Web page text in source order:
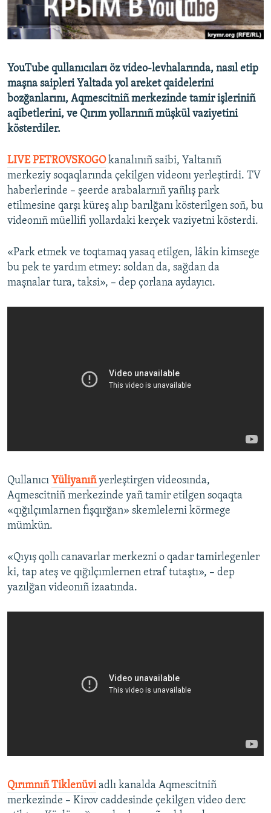
Русский
Українською
RFE/RS bütün saytları
YouTube qullanıcıları öz video-levhalarında, nasıl etip
maşna saipleri Yaltada yol areket qaidelerini
bozğanlarını, Aqmescitniñ merkezinde tamir işleriniñ
aqibetlerini, ve Qırım yollarınıñ müşkül vaziyetini
kösterdiler.
LIVE PETROVSKOGOkanalınıñ saibi, Yaltanıñ
merkeziy soqaqlarında çekilgen videonı yerleştirdi. TV
haberlerinde – şeerde arabalarnıñ yañlış park
etilmesine qarşı küreş alıp barılğanı kösterilgen soñ, bu
videonıñ müellifi yollardaki kerçek vaziyetni kösterdi.
«Park etmek ve toqtamaq yasaq etilgen, lâkin kimsege
bu pek te yardım etmey: soldan da, sağdan da
maşnalar tura, taksi», – dep çorlana aydayıcı.
Qullanıcı Yüliyanıñyerleştirgen videosında,
Aqmescitniñ merkezinde yañ tamir etilgen soqaqta
«qığılçımlarnen fışqırğan» skemlelerni körmege
mümkün.
«Qıyış qollı canavarlar merkezni o qadar tamirlegenler
ki, tap ateş ve qığılçımlernen etraf tutaştı», – dep
yazılğan videonıñ izaatında.
Qırımnıñ Tiklenüviadlı kanalda Aqmescitniñ
merkezinde – Kirov caddesinde çekilgen video derc